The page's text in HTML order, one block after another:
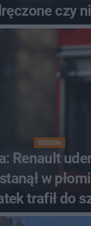
czy
REGION
Renault
w
trafił do